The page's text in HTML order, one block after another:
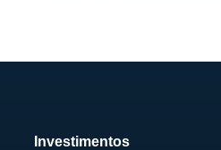
investimentos no
Além do Gabão, a
portfólio e reduzir
essencial de seu
Investimentos